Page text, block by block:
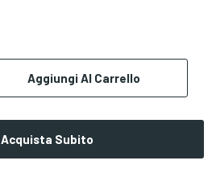
Aggiungi Al Carrello
Acquista Subito